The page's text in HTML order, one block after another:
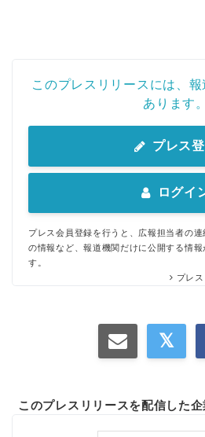
このプレスリリースには、
あります。
プレス
ログイ
プレス会員登録を行うと、広報担当者の
の情報など、報道機関だけに公開する情
す。
プレ
このプレスリリースを配信した